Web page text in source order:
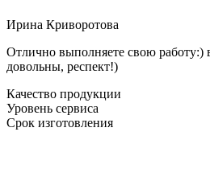
Ирина Криворотова
Отлично выполняете свою работу:)
довольны, респект!)
Качество продукции
Уровень сервиса
Срок изготовления